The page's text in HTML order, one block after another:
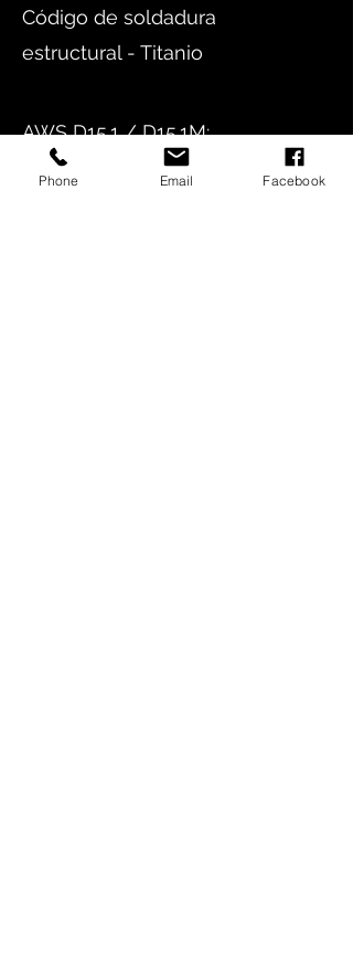
Código de soldadura
estructural - Titanio
AWS D15.1 / D15.1M:
especificación de
Phone Email Facebook